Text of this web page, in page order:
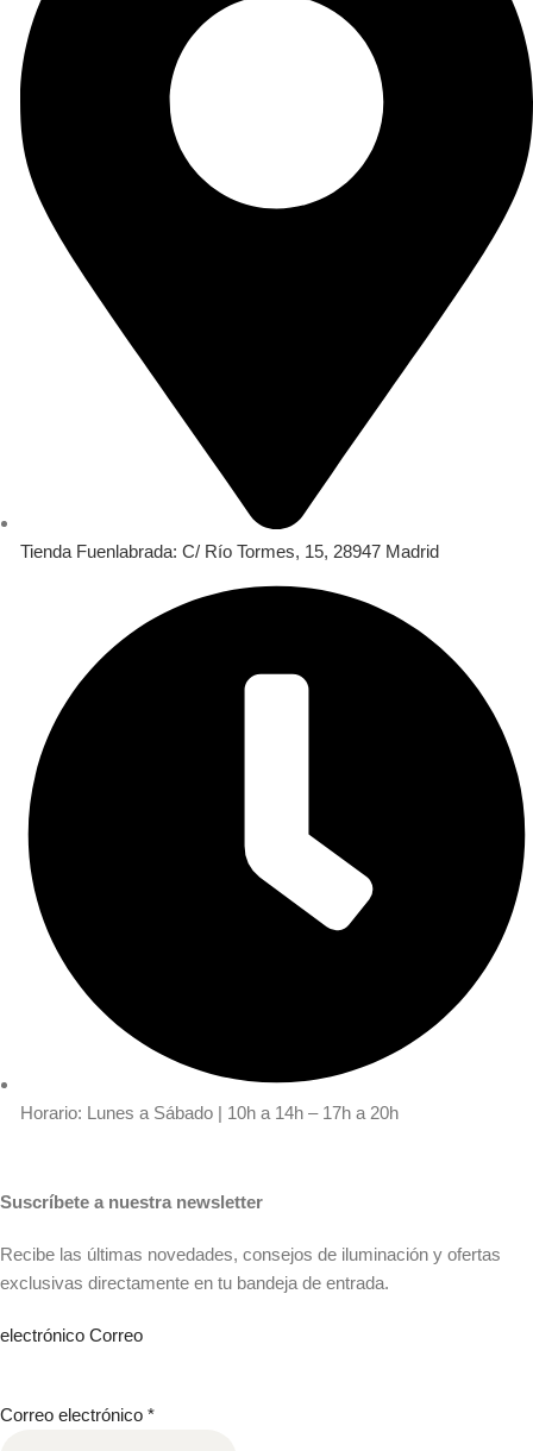
Tienda Fuenlabrada: C/ Río Tormes, 15, 28947 Madrid
Horario: Lunes a Sábado | 10h a 14h – 17h a 20h
Suscríbete a nuestra newsletter
Recibe las últimas novedades, consejos de iluminación y ofertas
exclusivas directamente en tu bandeja de entrada.
electrónico Correo
Correo electrónico *